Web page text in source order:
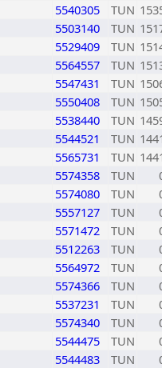
5540305 TUN
5503140 TUN
5529409 TUN
5564557 TUN
5547431 TUN
5550408 TUN
5538440 TUN
5544521 TUN
5565731 TUN
5574358 TUN
5574080 TUN
5557127 TUN
5571472 TUN
5512263 TUN
5564972 TUN
5574366 TUN
5537231 TUN
5574340 TUN
5544475 TUN
5544483 TUN